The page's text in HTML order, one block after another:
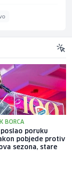
BORCA
poruku
pobjede protiv
sezona, stare